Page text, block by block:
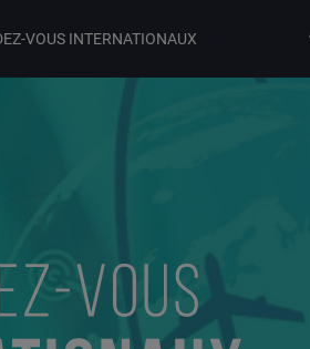
VOUS INTERNATIONAUX